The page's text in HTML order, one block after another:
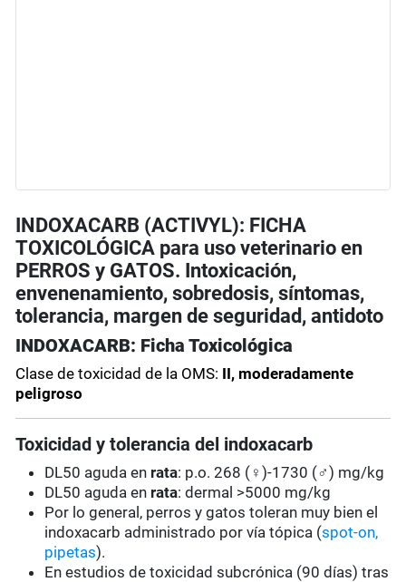
INDOXACARB (ACTIVYL): FICHA
TOXICOLÓGICA para uso veterinario en
PERROS y GATOS. Intoxicación,
envenenamiento, sobredosis, síntomas,
tolerancia, margen de seguridad, antidoto
INDOXACARB: Ficha Toxicológica
Clase de toxicidad de la OMS: II, moderadamente
peligroso
Toxicidad y tolerancia del indoxacarb
DL50 aguda en rata: p.o. 268 (♀)-1730 (♂) mg/kg
DL50 aguda en rata: dermal >5000 mg/kg
Por lo general, perros y gatos toleran muy bien el
indoxacarb administrado por vía tópica (spot-on,
pipetas).
En estudios de toxicidad subcrónica (90 días) tras